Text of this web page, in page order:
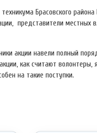
Брасовского
представители местных
акции навели полный
как считают
на такие поступки.